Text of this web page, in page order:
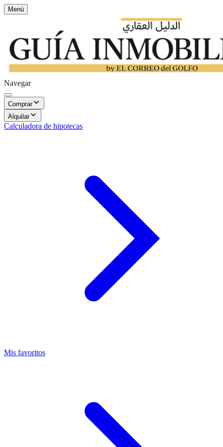
Menú
Navegar
Comprar
Alquilar
Calculadora de hipotecas
Mis favoritos